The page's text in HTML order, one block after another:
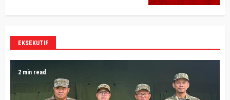
EKSEKUTIF
2 min read